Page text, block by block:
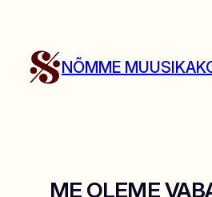
juurde
NÕMME
ME OLEME